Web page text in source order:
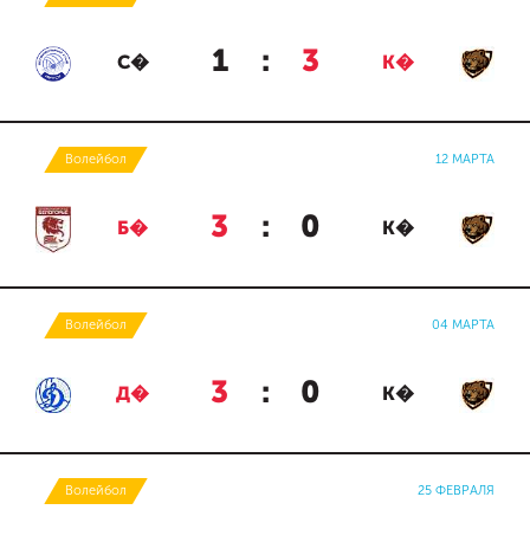
С� 1 : 3 К�
Волейбол 12 МАРТА
Б� 3 : 0 К�
Волейбол 04 МАРТА
Д� 3 : 0 К�
Волейбол 25 ФЕВРАЛЯ